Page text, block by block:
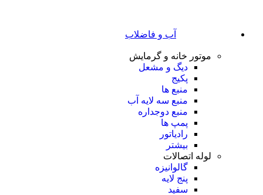
آب و فاضلاب
موتور خانه و گرمایش
دیگ و مشعل
پکیج
منبع ها
منبع سه لایه آب
منبع دوجداره
پمپ ها
رادیاتور
بیشتر
لوله اتصالات
گالوانیزه
پنج لایه
سفید